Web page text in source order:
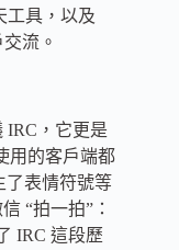
工具，以及
流。
IRC，它更是
用的客戶端都
了表情符號等
“拍一拍”：
IRC 這段歷